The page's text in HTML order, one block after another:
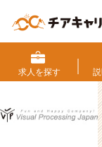
求人を探す